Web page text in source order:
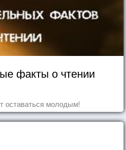
факты о чтении
оставаться молодым!